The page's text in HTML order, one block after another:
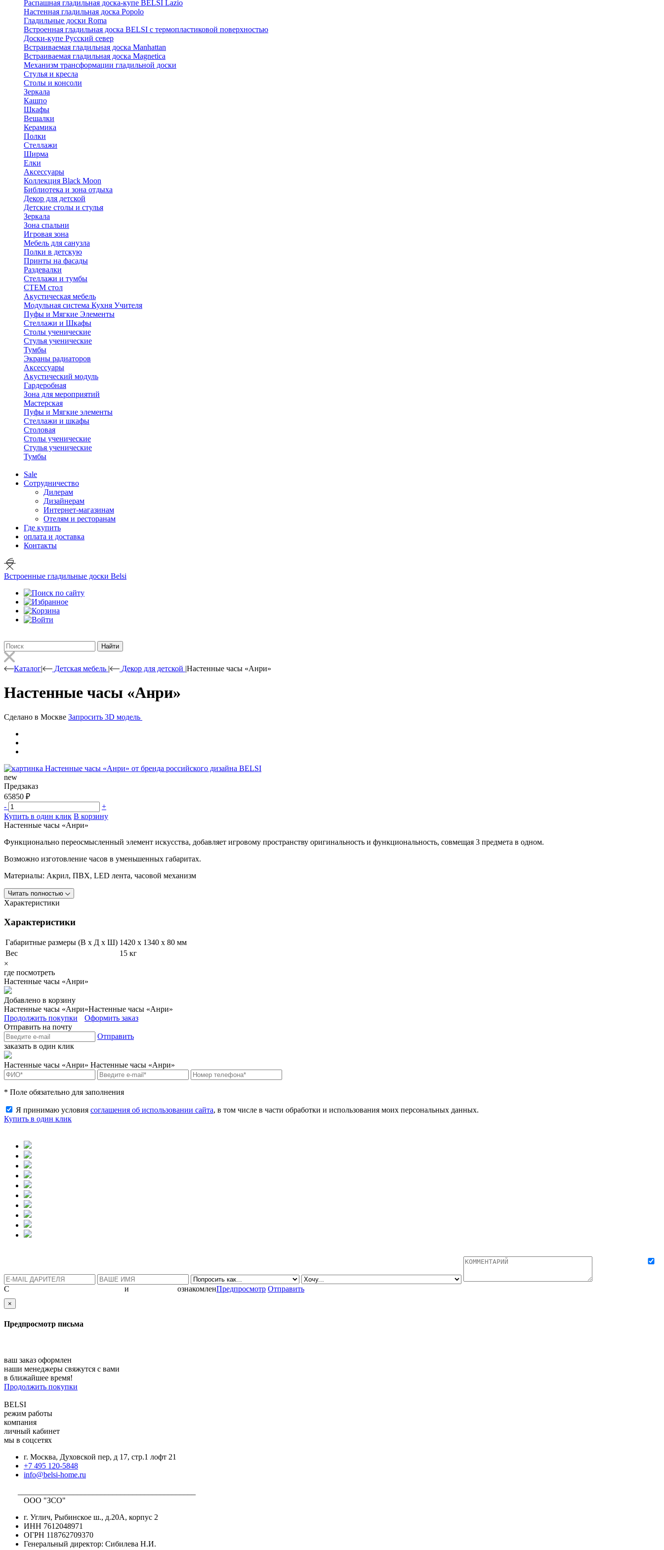
Распашная гладильная доска-купе BELSI Lazio
Настенная гладильная доска Popolo
Гладильные доски Roma
Встроенная гладильная доска BELSI с термопластиковой поверхностью
Доски-купе Русский север
Встраиваемая гладильная доска Manhattan
Встраиваемая гладильная доска Magnetica
Механизм трансформации гладильной доски
Стyлья и кресла
Столы и консоли
Зеркала
Кашпо
Шкафы
Вешалки
Керамика
Полки
Стеллажи
Ширма
Елки
Аксессуары
Коллекция Black Moon
Библиотека и зона отдыха
Декор для детской
Детские столы и стулья
Зеркала
Зона спальни
Игровая зона
Мебель для санузла
Полки в детскую
Принты на фасады
Раздевалки
Стеллажи и тумбы
СТЕМ стол
Акустическая мебель
Модульная система Кухня Учителя
Пуфы и Мягкие Элементы
Стеллажи и Шкафы
Столы ученические
Стулья ученические
Тумбы
Экраны радиаторов
Аксессуары
Акустический модуль
Гардеробная
Зона для мероприятий
Мастерская
Пуфы и Мягкие элементы
Стеллажи и шкафы
Столовая
Столы ученические
Стулья ученические
Тумбы
Sale
Сотрудничество
Дилерам
Дизайнерам
Интернет-магазинам
Отелям и ресторанам
Где купить
оплата и доставка
Контакты
Встроенные гладильные доски Belsi
Найти
Каталог| Детская мебель | Декор для детской |Настенные часы «Анри»
Настенные часы «Анри»
Сделано в Москве Запросить 3D модель
new
Предзаказ
65850 ₽
-
+
Купить в один клик В корзину
Настенные часы «Анри»
Функционально переосмысленный элемент искусства, добавляет игровому пространству оригинальность и функциональность, совмещая 3 предмета в одном.
Возможно изготовление часов в уменьшенных габаритах.
Материалы: Акрил, ПВХ, LED лента, часовой механизм
Читать полностью
Характеристики
Характеристики
Габаритные размеры (В х Д х Ш) 1420 x 1340 x 80 мм
Вес
15 кг
×
где посмотреть
Настенные часы «Анри»
Добавлено в корзину
Настенные часы «Анри»Настенные часы «Анри»
Продолжить покупки
Оформить заказ
Отправить на почту
Отправить
заказать в один клик
Настенные часы «Анри» Настенные часы «Анри»
* Поле обязательно для заполнения
Я принимаю условия соглашения об использовании сайта, в том числе в части обработки и использования моих персональных данных.
Купить в один клик
С и ознакомленПредпросмотр Отправить
×
Предпросмотр письма
ваш заказ оформлен
наши менеджеры свяжутся с вами
в ближайшее время!
Продолжить покупки
BELSI
режим работы
компания
личный кабинет
мы в соцсетях
г. Москва, Духовской пер, д 17, стр.1 лофт 21
+7 495 120-5848
info@belsi-home.ru
ООО "ЗСО"
г. Углич, Рыбинское ш., д.20А, корпус 2
ИНН 7612048971
ОГРН 118762709370
Генеральный директор: Сибилева Н.И.